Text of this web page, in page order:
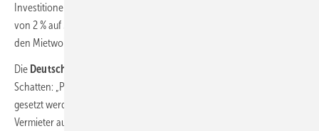
Investitionen auch weiterhin tun. Dass die Koalition die lineare Afa
von 2 % auf 3 % erhöht, ist lange überfällig und wird Investitionen in
den Mietwohnungsbau anregen.“
Die Deutsche Umwelthilfe
Schatten: „Positiv zu bewerten ist, dass neue Effizienzstandards
gesetzt werden und der CO
Vermieter aufgeteilt wird. Viele weitere Ausführungen vor allem zu